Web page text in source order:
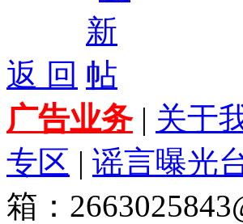
返 回
广告业务| 关于
专区 | 谣言曝光
箱：